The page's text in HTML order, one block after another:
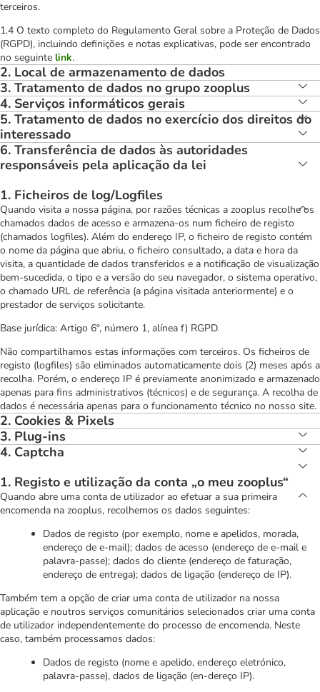
terceiros.
1.4 O texto completo do Regulamento Geral sobre a Proteção de Dados
(RGPD), incluindo definições e notas explicativas, pode ser encontrado
no seguinte link.
2. Local de armazenamento de dados
3. Tratamento de dados no grupo zooplus
4. Serviços informáticos gerais
5. Tratamento de dados no exercício dos direitos do
interessado
6. Transferência de dados às autoridades
responsáveis pela aplicação da lei
1. Ficheiros de log/Logfiles
Quando visita a nossa página, por razões técnicas a zooplus recolhe os
chamados dados de acesso e armazena-os num ficheiro de registo
(chamados logfiles). Além do endereço IP, o ficheiro de registo contém
o nome da página que abriu, o ficheiro consultado, a data e hora da
visita, a quantidade de dados transferidos e a notificação de visualização
bem-sucedida, o tipo e a versão do seu navegador, o sistema operativo,
o chamado URL de referência (a página visitada anteriormente) e o
prestador de serviços solicitante.
Base jurídica: Artigo 6º, número 1, alínea f) RGPD.
Não compartilhamos estas informações com terceiros. Os ficheiros de
registo (logfiles) são eliminados automaticamente dois (2) meses após a
recolha. Porém, o endereço IP é previamente anonimizado e armazenado
apenas para fins administrativos (técnicos) e de segurança. A recolha de
dados é necessária apenas para o funcionamento técnico no nosso site.
2. Cookies & Pixels
3. Plug-ins
4. Captcha
1. Registo e utilização da conta „o meu zooplus“
Quando abre uma conta de utilizador ao efetuar a sua primeira
encomenda na zooplus, recolhemos os dados seguintes:
Dados de registo (por exemplo, nome e apelidos, morada,
endereço de e-mail); dados de acesso (endereço de e-mail e
palavra-passe); dados do cliente (endereço de faturação,
endereço de entrega); dados de ligação (endereço de IP).
Também tem a opção de criar uma conta de utilizador na nossa
aplicação e noutros serviços comunitários selecionados criar uma conta
de utilizador independentemente do processo de encomenda. Neste
caso, também processamos dados:
Dados de registo (nome e apelido, endereço eletrónico,
palavra-passe), dados de ligação (en-dereço IP).